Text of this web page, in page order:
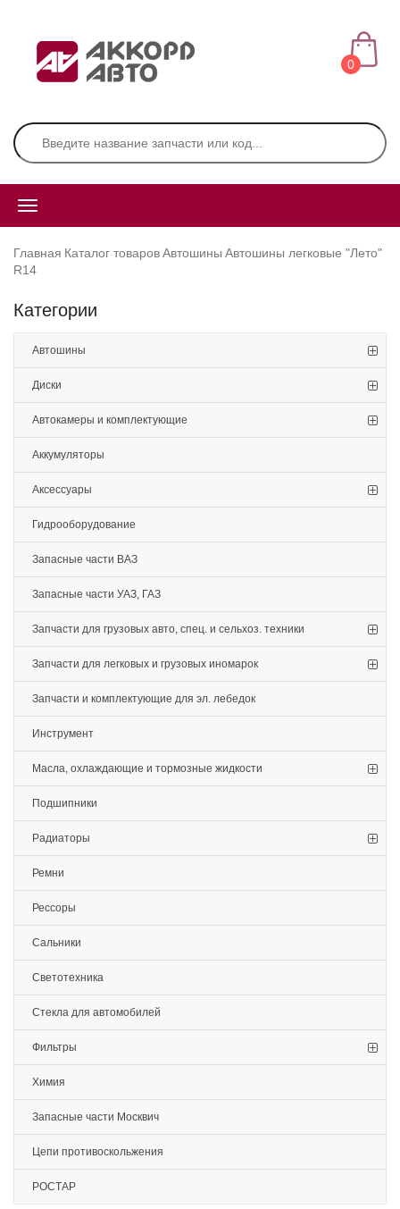
0
Главная Каталог товаровАвтошины Автошины легковые "Лето"
R14
Категории
Автошины
Диски
Автокамеры и комплектующие
Аккумуляторы
Аксессуары
Гидрооборудование
Запасные части ВАЗ
Запасные части УАЗ, ГАЗ
Запчасти для грузовых авто, спец. и сельхоз. техники
Запчасти для легковых и грузовых иномарок
Запчасти и комплектующие для эл. лебедок
Инструмент
Масла, охлаждающие и тормозные жидкости
Подшипники
Радиаторы
Ремни
Рессоры
Сальники
Светотехника
Стекла для автомобилей
Фильтры
Химия
Запасные части Москвич
Цепи противоскольжения
РОСТАР